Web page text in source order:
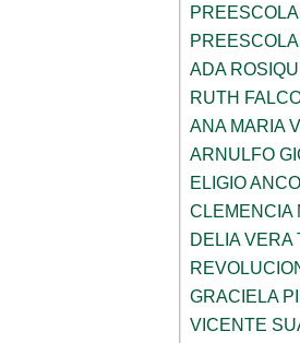
ADA
RUTH
ANA MARIA
ARNULFO
ELIGIO
CLEMENCIA
DELIA VERA
GRACIELA
VICENTE